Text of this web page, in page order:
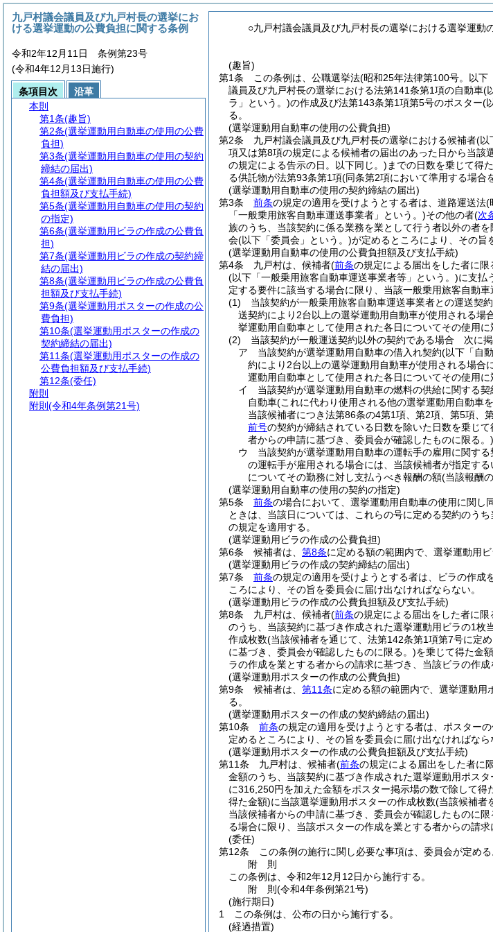
○九戸村議会議員及び九戸村長の選挙における選挙運動
(趣旨)
第1条
この条例は、公職選挙法(昭和25年法律第100号。以下
議員及び九戸村長の選挙における法第141条第1項の自動車(
ラ」という。)の作成及び法第143条第1項第5号のポスター(
る。
(選挙運動用自動車の使用の公費負担)
第2条
九戸村議会議員及び九戸村長の選挙における候補者(以
項又は第8項の規定による候補者の届出のあった日から当該
の規定による告示の日。以下同じ。) までの日数を乗じて得
る供託物が法第93条第1項(同条第2項において準用する場合
(選挙運動用自動車の使用の契約締結の届出)
第3条
前条の規定の適用を受けようとする者は、道路運送法(
「一般乗用旅客自動車運送事業者」という。)その他の者(次
族のうち、当該契約に係る業務を業として行う者以外の者を
会(以下「委員会」という。)が定めるところにより、その旨
(選挙運動用自動車の使用の公費負担額及び支払手続)
第4条
九戸村は、候補者(前条の規定による届出をした者に限
(以下「一般乗用旅客自動車運送事業者等」という。)に支払
定する要件に該当する場合に限り、当該一般乗用旅客自動
(1)
当該契約が一般乗用旅客自動車運送事業者との運送契約
送契約により2台以上の選挙運動用自動車が使用される
挙運動用自動車として使用された各日についてその使用
(2)
当該契約が一般運送契約以外の契約である場合 次に
ア
当該契約が選挙運動用自動車の借入れ契約(以下「自
約により2台以上の選挙運動用自動車が使用される場
運動用自動車として使用された各日についてその使用
イ
当該契約が選挙運動用自動車の燃料の供給に関する
自動車(これに代わり使用される他の選挙運動用自動車
当該候補者につき法第86条の4第1項、第2項、第5項、
前号の契約が締結されている日数を除いた日数を乗じ
者からの申請に基づき、委員会が確認したものに限る。)
ウ
当該契約が選挙運動用自動車の運転手の雇用に関す
の運転手が雇用される場合には、当該候補者が指定す
についてその勤務に対し支払うべき報酬の額(当該報酬
(選挙運動用自動車の使用の契約の指定)
第5条
前条の場合において、選挙運動用自動車の使用に関し
ときは、当該日については、これらの号に定める契約のう
の規定を適用する。
(選挙運動用ビラの作成の公費負担)
第6条
候補者は、 第8条に定める額の範囲内で、選挙運動用
(選挙運動用ビラの作成の契約締結の届出)
第7条
前条の規定の適用を受けようとする者は、ビラの作成
ころにより、その旨を委員会に届け出なければならない。
(選挙運動用ビラの作成の公費負担額及び支払手続)
第8条
九戸村は、候補者(前条の規定による届出をした者に限
のうち、当該契約に基づき作成された選挙運動用ビラの1枚
作成枚数(当該候補者を通じて、法第142条第1項第7号に定
に基づき、委員会が確認したものに限る。)を乗じて得た金額
ラの作成を業とする者からの請求に基づき、当該ビラの作成
(選挙運動用ポスターの作成の公費負担)
第9条
候補者は、 第11条に定める額の範囲内で、選挙運動用
る。
(選挙運動用ポスターの作成の契約締結の届出)
第10条
前条の規定の適用を受けようとする者は、ポスター
定めるところにより、その旨を委員会に届け出なければなら
(選挙運動用ポスターの作成の公費負担額及び支払手続)
第11条
九戸村は、候補者(前条の規定による届出をした者に
金額のうち、当該契約に基づき作成された選挙運動用ポス
に316,250円を加えた金額をポスター掲示場の数で除して得
得た金額)に当該選挙運動用ポスターの作成枚数(当該候補者
当該候補者からの申請に基づき、委員会が確認したものに限
る場合に限り、当該ポスターの作成を業とする者からの請
(委任)
第12条
この条例の施行に関し必要な事項は、委員会が定める
附 則
この条例は、令和2年12月12日から施行する。
附 則(令和4年条例第21号)
(施行期日)
1
この条例は、公布の日から施行する。
(経過措置)
九戸村議会議員及び九戸村長の選挙にお
ける選挙運動の公費負担に関する条例
令和2年12月11日 条例第23号
(令和4年12月13日施行)
条項目次
沿革
本則
第1条(趣旨)
第2条(選挙運動用自動車の使用の公費
負担)
第3条(選挙運動用自動車の使用の契約
締結の届出)
第4条(選挙運動用自動車の使用の公費
負担額及び支払手続)
第5条(選挙運動用自動車の使用の契約
の指定)
第6条(選挙運動用ビラの作成の公費負
担)
第7条(選挙運動用ビラの作成の契約締
結の届出)
第8条(選挙運動用ビラの作成の公費負
担額及び支払手続)
第9条(選挙運動用ポスターの作成の公
費負担)
第10条(選挙運動用ポスターの作成の
契約締結の届出)
第11条(選挙運動用ポスターの作成の
公費負担額及び支払手続)
第12条(委任)
附則
附則 (令和4年条例第21号)